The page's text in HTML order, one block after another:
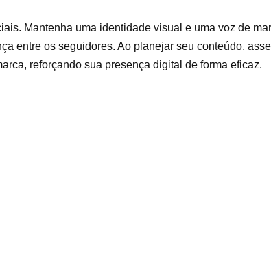
Mantenha uma identidade visual e uma voz de
entre os seguidores. Ao planejar seu conteúdo,
reforçando sua presença digital de forma eficaz.